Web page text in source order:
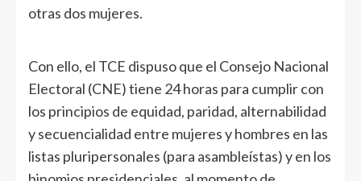
otras dos mujeres.
Con ello, el TCE dispuso que el Consejo Nacional
Electoral (CNE) tiene 24 horas para cumplir con
los principios de equidad, paridad, alternabilidad
y secuencialidad entre mujeres y hombres en las
listas pluripersonales (para asambleístas) y en los